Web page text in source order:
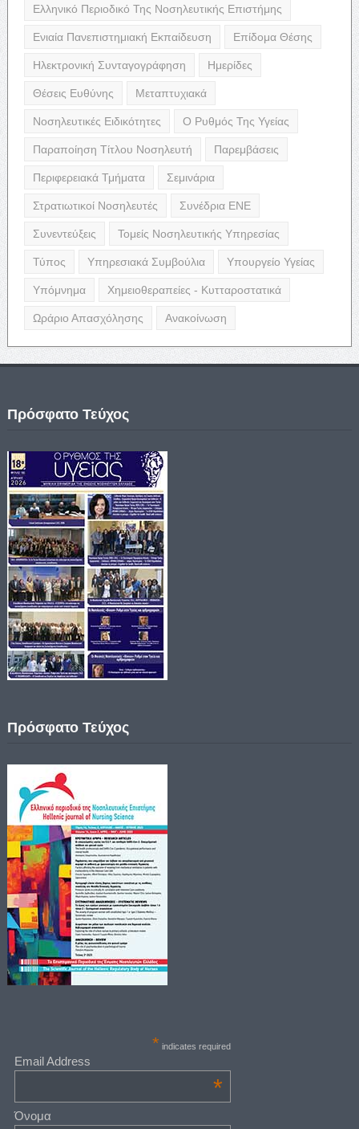
Ελληνικό Περιοδικό Της Νοσηλευτικής Επιστήμης
Ενιαία Πανεπιστημιακή Εκπαίδευση Επίδομα Θέσης
Ηλεκτρονική Συνταγογράφηση Ημερίδες
Θέσεις Ευθύνης Μεταπτυχιακά
Νοσηλευτικές Ειδικότητες Ο Ρυθμός Της Υγείας
Παραποίηση Τίτλου Νοσηλευτή Παρεμβάσεις
Περιφερειακά Τμήματα Σεμινάρια
Στρατιωτικοί Νοσηλευτές Συνέδρια ΕΝΕ
Συνεντεύξεις Τομείς Νοσηλευτικής Υπηρεσίας
Τύπος Υπηρεσιακά Συμβούλια Υπουργείο Υγείας
Υπόμνημα Χημειοθεραπείες - Κυτταροστατικά
Ωράριο Απασχόλησης Ανακοίνωση
Πρόσφατο Τεύχος
Πρόσφατο Τεύχος
* indicates required
Email Address
*
Όνομα